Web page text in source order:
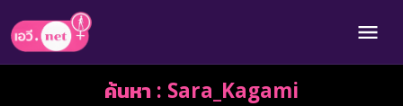
ค้นหา : Sara_Kagami